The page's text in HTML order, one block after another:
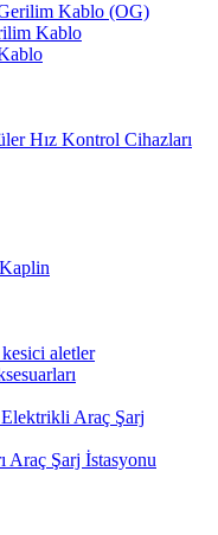
Kablo (OG)
Kablo
Hız Kontrol Cihazları
aletler
Elektrikli Araç Şarj
Araç Şarj İstasyonu